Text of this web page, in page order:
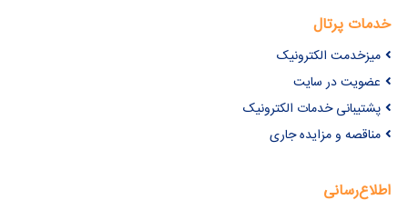
خدمات پرتال
میزخدمت الکترونیک
عضویت در سایت
پشتیبانی خدمات الکترونیک
مناقصه و مزایده جاری
اطلاع‌رسانی